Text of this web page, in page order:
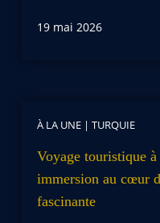
19 mai 2026
À LA UNE| TURQUIE
Voyage touristique
immersion au cœur
fascinante